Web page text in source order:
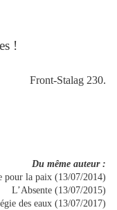
!
Front-Stalag 230.
Du même auteur :
pour la paix (13/07/2014)
L’Absente (13/07/2015)
des eaux (13/07/2017)